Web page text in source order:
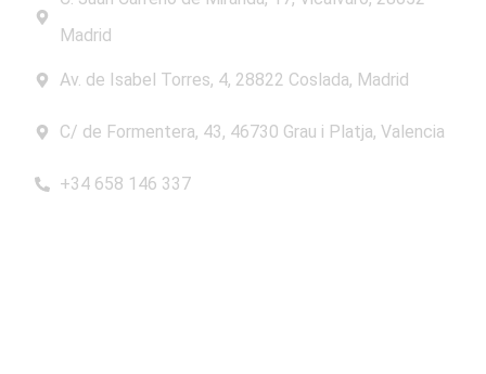
Madrid
Av. de Isabel Torres, 4, 28822 Coslada, Madrid
C/ de Formentera, 43, 46730 Grau i Platja, Valencia
+34 658 146 337